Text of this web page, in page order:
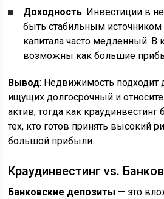
Доходность: Инвестиции в
быть стабильным источником
капитала часто медленный. В
возможны как большие
Вывод: Недвижимость подходит
ищущих долгосрочный и
актив, тогда как
тех, кто готов принять высокий
большой прибыли.
Краудинвестинг vs.
Банковские депозиты — это